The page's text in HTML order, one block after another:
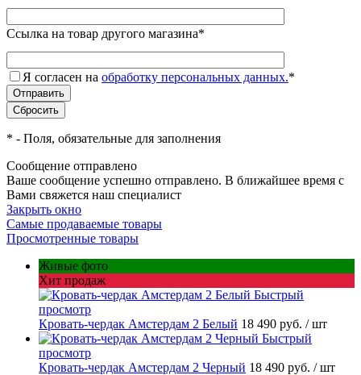
Ссылка на товар другого магазина*
Я согласен на обработку персональных данных.*
* - Поля, обязательные для заполнения
Сообщение отправлено
Ваше сообщение успешно отправлено. В ближайшее время с
Вами свяжется наш специалист
Закрыть окно
Самые продаваемые товары
Просмотренные товары
Живые фото
Хит продаж
Быстрый
просмотр
Кровать-чердак Амстердам 2 Белый 18 490 руб. / шт
Быстрый
просмотр
Кровать-чердак Амстердам 2 Черный 18 490 руб. / шт